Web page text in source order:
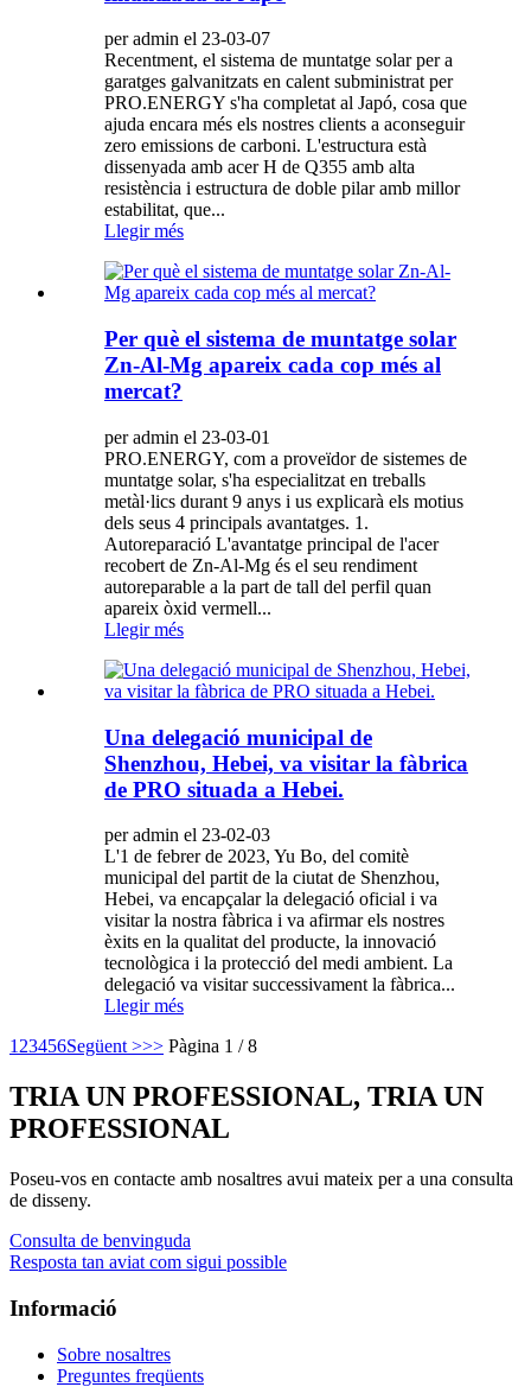
per admin el 23-03-07
Recentment, el sistema de muntatge solar per a
garatges galvanitzats en calent subministrat per
PRO.ENERGY s'ha completat al Japó, cosa que
ajuda encara més els nostres clients a aconseguir
zero emissions de carboni. L'estructura està
dissenyada amb acer H de Q355 amb alta
resistència i estructura de doble pilar amb millor
estabilitat, que...
Llegir més
Per què el sistema de muntatge solar
Zn-Al-Mg apareix cada cop més al
mercat?
per admin el 23-03-01
PRO.ENERGY, com a proveïdor de sistemes de
muntatge solar, s'ha especialitzat en treballs
metàl·lics durant 9 anys i us explicarà els motius
dels seus 4 principals avantatges. 1.
Autoreparació L'avantatge principal de l'acer
recobert de Zn-Al-Mg és el seu rendiment
autoreparable a la part de tall del perfil quan
apareix òxid vermell...
Llegir més
Una delegació municipal de
Shenzhou, Hebei, va visitar la fàbrica
de PRO situada a Hebei.
per admin el 23-02-03
L'1 de febrer de 2023, Yu Bo, del comitè
municipal del partit de la ciutat de Shenzhou,
Hebei, va encapçalar la delegació oficial i va
visitar la nostra fàbrica i va afirmar els nostres
èxits en la qualitat del producte, la innovació
tecnològica i la protecció del medi ambient. La
delegació va visitar successivament la fàbrica...
Llegir més
1 23456Següent >>> Pàgina 1 / 8
TRIA UN PROFESSIONAL, TRIA UN
PROFESSIONAL
Poseu-vos en contacte amb nosaltres avui mateix per a una consulta
de disseny.
Consulta de benvinguda
Resposta tan aviat com sigui possible
Informació
Sobre nosaltres
Preguntes freqüents